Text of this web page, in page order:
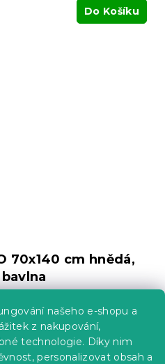
našeho e-shopu a
z nakupování,
technologie. Díky nim
personalizovat obsah a
Do Košíku
70x140 cm hnědá,
Do Košíku